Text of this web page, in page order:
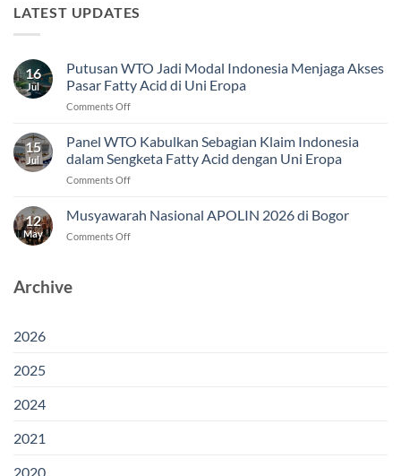
LATEST UPDATES
16
Jul
Putusan WTO Jadi Modal Indonesia Menjaga Akses
Pasar Fatty Acid di Uni Eropa
Comments Offon
WTO
Jadi
Modal
Indonesia
Akses
15
Jul
Panel WTO Kabulkan Sebagian Klaim Indonesia
dalam Sengketa Fatty Acid dengan Uni Eropa
Comments Offon
WTO
Kabulkan
Sebagian
12
May
Musyawarah Nasional APOLIN 2026 di Bogor
Comments Offon
Archive
2026
2025
2024
2021
2020